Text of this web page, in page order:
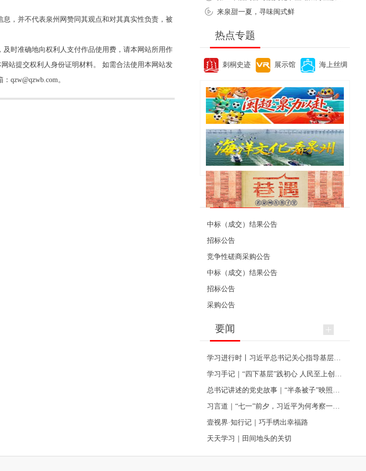
，并不代表泉州网赞同其观点和对其真实性负责，被
时准确地向权利人支付作品使用费，请本网站所用作
站提交权利人身份证明材料。 如需合法使用本网站发
qzw@qzwb.com。
来泉甜一夏，寻味闽式鲜
热点专题
刺桐史迹 展示馆 海上丝绸
便民资讯
中标（成交）结果公告
招标公告
竞争性磋商采购公告
中标（成交）结果公告
招标公告
采购公告
要闻
壹视界·知行记｜巧手绣出幸福路
天天学习｜田间地头的关切